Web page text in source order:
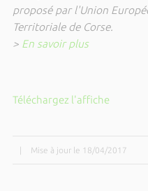
proposé par l'Union
Territoriale de Corse.
> En savoir plus
Téléchargez l'affiche
Mise à jour le 18/04/2017